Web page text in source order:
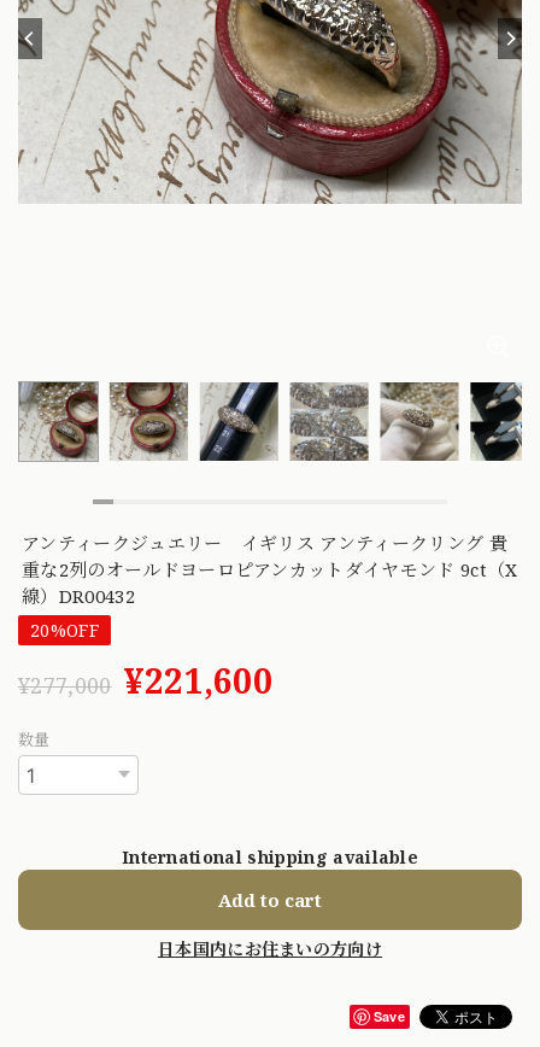
アンティークジュエリー イギリス アンティークリング 貴
重な2列のオールドヨーロピアンカットダイヤモンド 9ct（X
線）DR00432
20%OFF
¥277,000 ¥221,600
数量
International shipping available
Add to cart
日本国内にお住まいの方向け
Save